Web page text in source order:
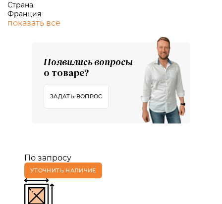
Страна
Франция
показать все
Появились вопросы
о товаре?
ЗАДАТЬ ВОПРОС
По запросу
УТОЧНИТЬ НАЛИЧИЕ